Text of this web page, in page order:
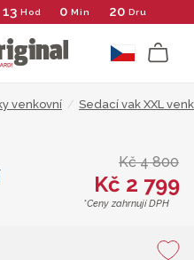
13 Hod 0 Min 20 Dru
venkovní / Sedací vak XXL
Kč 4 800
Kč 2 799
*Ceny zahrnují DPH